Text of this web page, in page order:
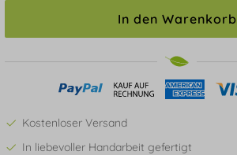
In den Warenkorb
Kostenloser Versand
In liebevoller Handarbeit gefertigt